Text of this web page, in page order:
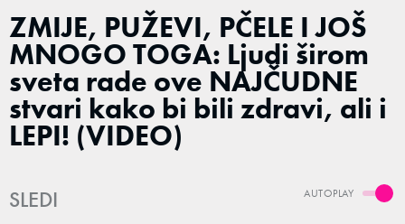
ZMIJE, PUŽEVI, PČELE I JOŠ
MNOGO TOGA: Ljudi širom
sveta rade ove NAJČUDNE
stvari kako bi bili zdravi, ali i
LEPI! (VIDEO)
AUTOPLAY
SLEDI